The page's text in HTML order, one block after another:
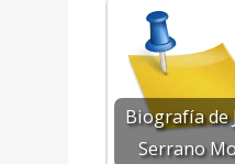
Biografía de
Serrano